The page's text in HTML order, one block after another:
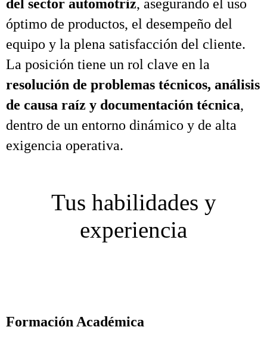
del sector automotriz, asegurando el uso
óptimo de productos, el desempeño del
equipo y la plena satisfacción del cliente.
La posición tiene un rol clave en la
resolución de problemas técnicos, análisis
de causa raíz y documentación técnica,
dentro de un entorno dinámico y de alta
exigencia operativa.
Tus habilidades y
experiencia
Formación Académica